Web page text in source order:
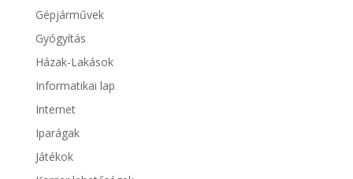
Gépjárművek
Gyógyítás
Házak-Lakások
Informatikai lap
Internet
Iparágak
Játékok